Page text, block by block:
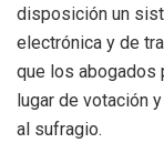
disposición un
electrónica y de
que los abogados
lugar de votación
al sufragio.